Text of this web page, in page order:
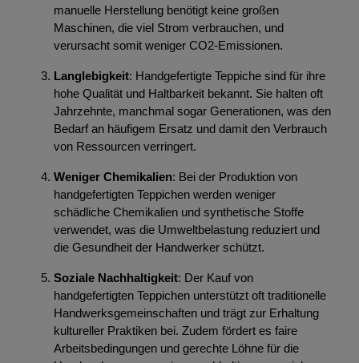
manuelle Herstellung benötigt keine großen
Maschinen, die viel Strom verbrauchen, und
verursacht somit weniger CO2-Emissionen.
Langlebigkeit: Handgefertigte Teppiche sind für ihre
hohe Qualität und Haltbarkeit bekannt. Sie halten oft
Jahrzehnte, manchmal sogar Generationen, was den
Bedarf an häufigem Ersatz und damit den Verbrauch
von Ressourcen verringert.
Weniger Chemikalien: Bei der Produktion von
handgefertigten Teppichen werden weniger
schädliche Chemikalien und synthetische Stoffe
verwendet, was die Umweltbelastung reduziert und
die Gesundheit der Handwerker schützt.
Soziale Nachhaltigkeit: Der Kauf von
handgefertigten Teppichen unterstützt oft traditionelle
Handwerksgemeinschaften und trägt zur Erhaltung
kultureller Praktiken bei. Zudem fördert es faire
Arbeitsbedingungen und gerechte Löhne für die